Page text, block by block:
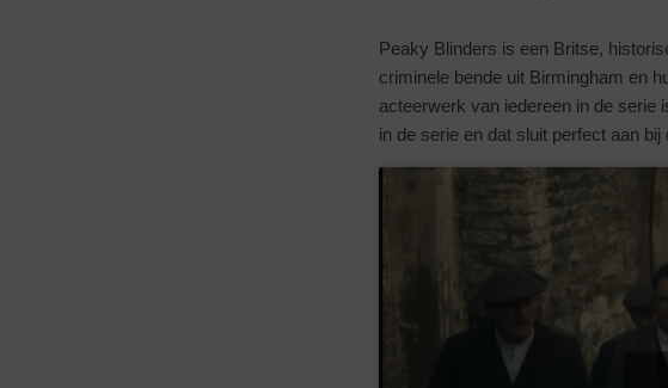
Peaky Blinders is een Britse,
criminele bende uit Birmingham en
acteerwerk van iedereen in de serie
in de serie en dat sluit perfect aan bij